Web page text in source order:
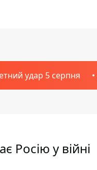
удар 5 серпня
Росію у війні